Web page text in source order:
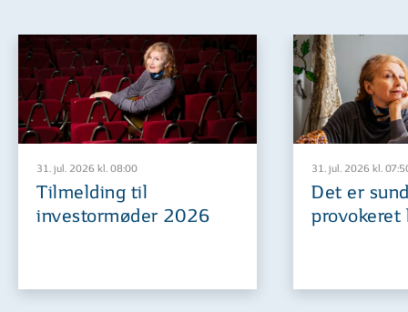
31. jul. 2026 kl. 08:00
Tilmelding til
investormøder 2026
31. jul. 2026 kl.
Det er
provokeret